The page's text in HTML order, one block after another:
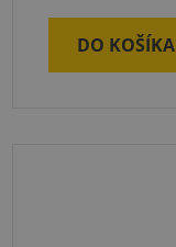
DO KOŠÍKA